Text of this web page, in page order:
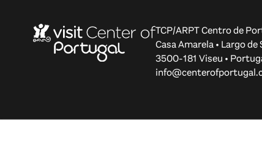
TCP/ARPT Centro de
Casa Amarela • Largo
3500-181 Viseu •